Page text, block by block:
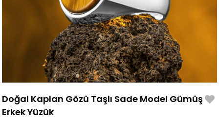
Doğal Kaplan Gözü Taşlı Sade Model Gümüş
Erkek Yüzük